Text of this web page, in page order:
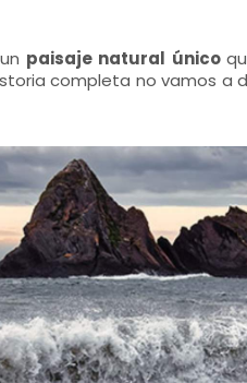
paisaje natural único
completa no vamos a